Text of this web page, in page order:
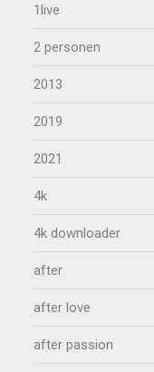
1live
2 personen
2013
2019
2021
4k
4k downloader
after
after love
after passion